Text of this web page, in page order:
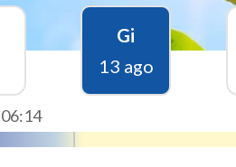
Gi
13 ago
06:14